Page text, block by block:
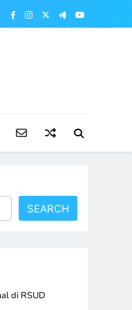
SEARCH
di RSUD